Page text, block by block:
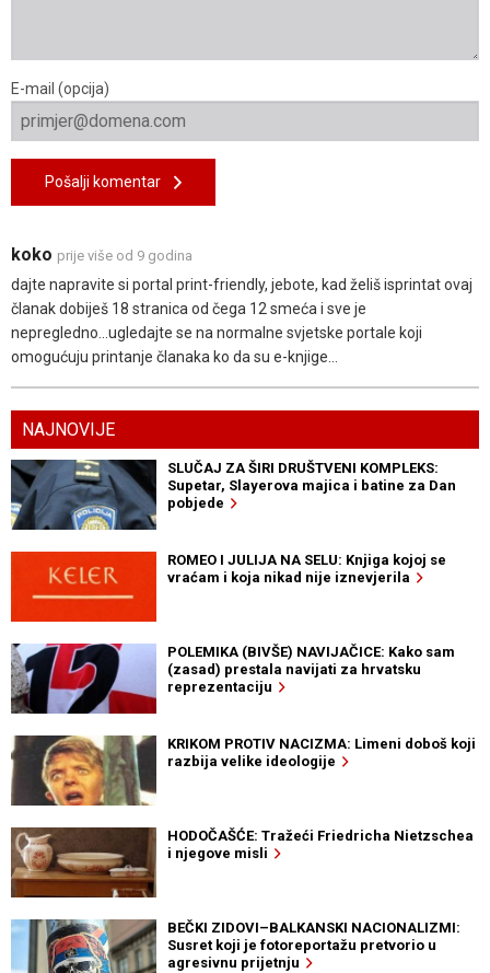
E-mail (opcija)
Pošalji komentar
koko prije više od 9 godina
dajte napravite si portal print-friendly, jebote, kad želiš isprintat ovaj
članak dobiješ 18 stranica od čega 12 smeća i sve je
nepregledno...ugledajte se na normalne svjetske portale koji
omogućuju printanje članaka ko da su e-knjige...
NAJNOVIJE
SLUČAJ ZA ŠIRI DRUŠTVENI KOMPLEKS:
Supetar, Slayerova majica i batine za Dan
pobjede
ROMEO I JULIJA NA SELU: Knjiga kojoj se
vraćam i koja nikad nije iznevjerila
POLEMIKA (BIVŠE) NAVIJAČICE: Kako sam
(zasad) prestala navijati za hrvatsku
reprezentaciju
KRIKOM PROTIV NACIZMA: Limeni doboš koji
razbija velike ideologije
HODOČAŠĆE: Tražeći Friedricha Nietzschea
i njegove misli
BEČKI ZIDOVI–BALKANSKI NACIONALIZMI:
Susret koji je fotoreportažu pretvorio u
agresivnu prijetnju